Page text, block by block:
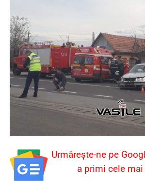
Urmărește-ne pe
a primi cele